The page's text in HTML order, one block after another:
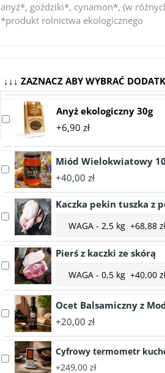
anyż*, goździki*, cynamon*, (w
*produkt rolnictwa ekologicznego
↓↓↓ ZAZNACZ ABY WYBRAĆ
Select
accessory
ekologiczny
30g
Anyż ekologiczny 30g
+6,90 zł
Select
accessory
Wielokwiatowy
1050g
Miód Wielokwiatowy
+40,00 zł
Select
accessory
pekin
tuszka
podrobami
Kaczka pekin tuszka z
Choose
accessory
Kaczka
pekin
podrobami
Select
accessory
kaczki
ze
skórą
Pierś z kaczki ze skórą
Choose
accessory
Pierś
z
ze
skórą
Select
accessory
Ocet
Balsamiczny
Ocet Balsamiczny z
+20,00 zł
Select
Cyfrowy termometr
+249,00 zł